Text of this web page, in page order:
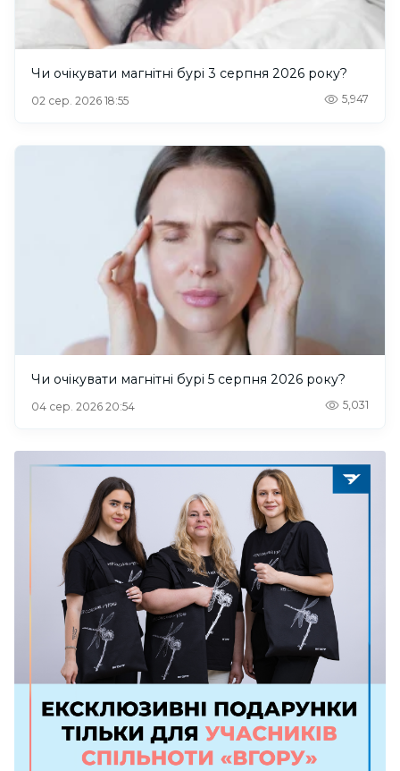
Чи очікувати магнітні бурі 3 серпня 2026 року?
02 сер. 2026 18:55 5,947
Чи очікувати магнітні бурі 5 серпня 2026 року?
04 сер. 2026 20:54 5,031